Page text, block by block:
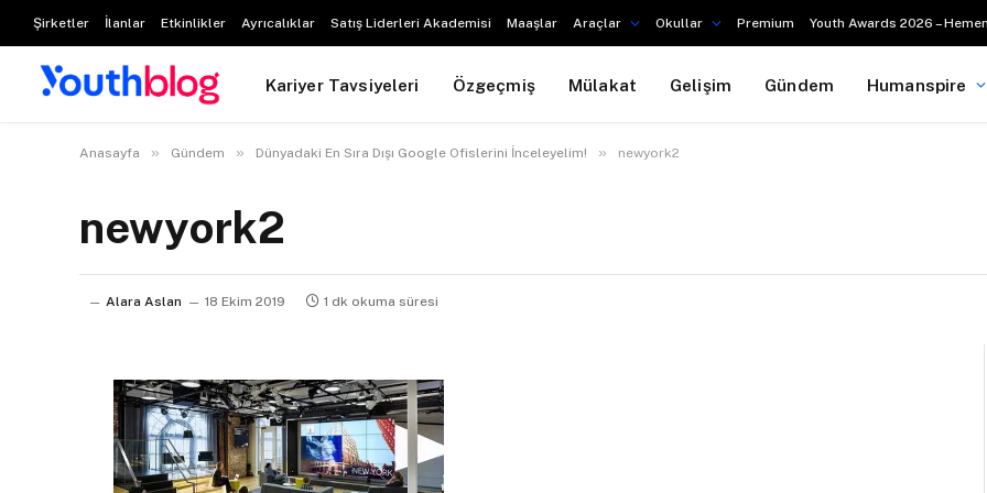
Şirketler İlanlar Etkinlikler Ayrıcalıklar Satış Liderleri Akademisi Maaşlar Araçlar Okullar Premium Youth Awards 2026 –
Kariyer Tavsiyeleri Özgeçmiş Mülakat Gelişim Gündem Humanspire
Anasayfa » Gündem » Dünyadaki En Sıra Dışı Google Ofislerini İnceleyelim! » newyork2
newyork2
Alara Aslan 18 Ekim 2019 1 dk okuma süresi